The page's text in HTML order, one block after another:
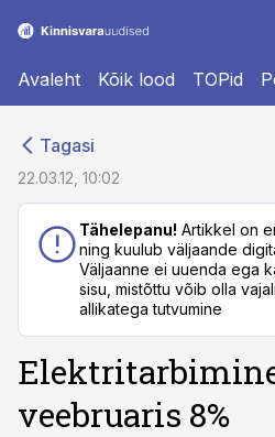
Avaleht Kõik lood TOPid
Tagasi
22.03.12, 10:02
Tähelepanu! Artikkel on
ning kuulub väljaande
Väljaanne ei uuenda ega
sisu, mistõttu võib olla
allikatega tutvumine
veebruaris 8%